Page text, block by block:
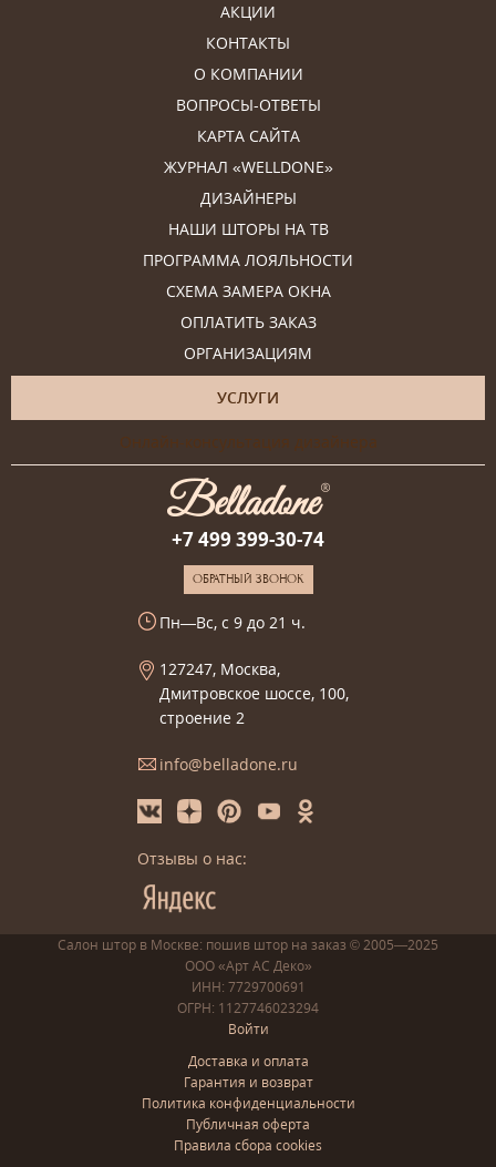
АКЦИИ
КОНТАКТЫ
О КОМПАНИИ
ВОПРОСЫ-ОТВЕТЫ
КАРТА САЙТА
ЖУРНАЛ «WELLDONE»
ДИЗАЙНЕРЫ
НАШИ ШТОРЫ НА ТВ
ПРОГРАММА ЛОЯЛЬНОСТИ
СХЕМА ЗАМЕРА ОКНА
ОПЛАТИТЬ ЗАКАЗ
ОРГАНИЗАЦИЯМ
УСЛУГИ
Онлайн-консультация дизайнера
+7 499 399-30-74
ОБРАТНЫЙ ЗВОНОК
Пн—Вс, с 9 до 21 ч.
127247, Москва,
Дмитровское шоссе, 100,
строение 2
info@belladone.ru
Отзывы о нас:
Салон штор в Москве: пошив штор на заказ © 2005—2025
ООО «Арт АС Деко»
ИНН: 7729700691
ОГРН: 1127746023294
Войти
Доставка и оплата
Гарантия и возврат
Политика конфиденциальности
Публичная оферта
Правила сбора cookies